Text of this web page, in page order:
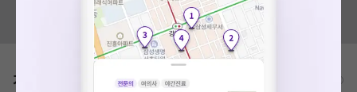
혹시 잘못된 병원정보가 있나요?
모두닥 팀에 알려주세요!
가격표